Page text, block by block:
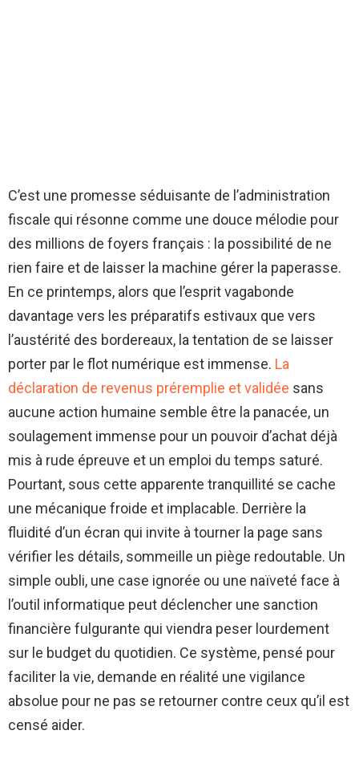
C’est une promesse séduisante de l’administration
fiscale qui résonne comme une douce mélodie pour
des millions de foyers français : la possibilité de ne
rien faire et de laisser la machine gérer la paperasse.
En ce printemps, alors que l’esprit vagabonde
davantage vers les préparatifs estivaux que vers
l’austérité des bordereaux, la tentation de se laisser
porter par le flot numérique est immense. La
déclaration de revenus préremplie et validée sans
aucune action humaine semble être la panacée, un
soulagement immense pour un pouvoir d’achat déjà
mis à rude épreuve et un emploi du temps saturé.
Pourtant, sous cette apparente tranquillité se cache
une mécanique froide et implacable. Derrière la
fluidité d’un écran qui invite à tourner la page sans
vérifier les détails, sommeille un piège redoutable. Un
simple oubli, une case ignorée ou une naïveté face à
l’outil informatique peut déclencher une sanction
financière fulgurante qui viendra peser lourdement
sur le budget du quotidien. Ce système, pensé pour
faciliter la vie, demande en réalité une vigilance
absolue pour ne pas se retourner contre ceux qu’il est
censé aider.